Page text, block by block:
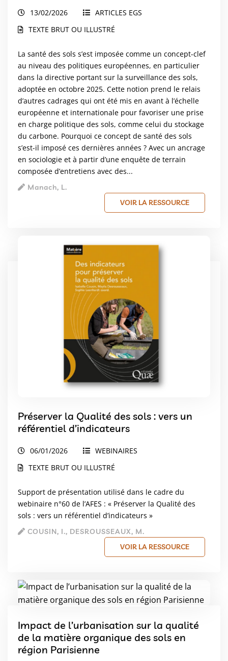
13/02/2026
ARTICLES EGS
TEXTE BRUT OU ILLUSTRÉ
La santé des sols s’est imposée comme un concept-clef
au niveau des politiques européennes, en particulier
dans la directive portant sur la surveillance des sols,
adoptée en octobre 2025. Cette notion prend le relais
d’autres cadrages qui ont été mis en avant à l’échelle
européenne et internationale pour favoriser une prise
en charge politique des sols, comme celui du stockage
du carbone. Pourquoi ce concept de santé des sols
s’est-il imposé ces dernières années ? Avec un ancrage
en sociologie et à partir d’une enquête de terrain
composée d’entretiens avec des...
Manach, L.
VOIR LA RESSOURCE
Préserver la Qualité des sols : vers un
référentiel d’indicateurs
06/01/2026
WEBINAIRES
TEXTE BRUT OU ILLUSTRÉ
Support de présentation utilisé dans le cadre du
webinaire n°60 de l’AFES : « Préserver la Qualité des
sols : vers un référentiel d’indicateurs »
COUSIN, I., DESROUSSEAUX, M.
VOIR LA RESSOURCE
Impact de l’urbanisation sur la qualité
de la matière organique des sols en
région Parisienne